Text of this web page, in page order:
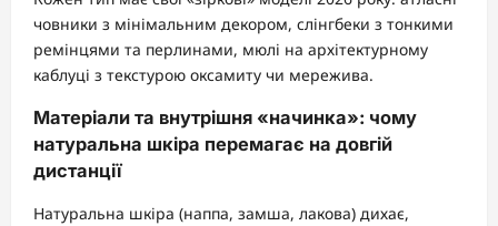
човники з мінімальним декором, слінгбеки з тонкими
ремінцями та перлинами, мюлі на архітектурному
каблуці з текстурою оксамиту чи мережива.
Матеріали та внутрішня «начинка»: чому
натуральна шкіра перемагає на довгій
дистанції
Натуральна шкіра (наппа, замша, лакова) дихає,